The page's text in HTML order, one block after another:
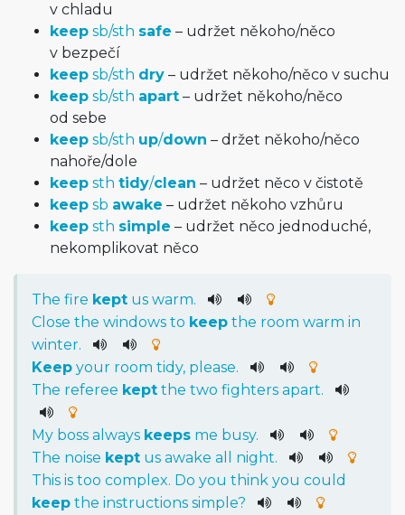
v chladu
keep sb/sth safe – udržet někoho/něco
v bezpečí
keep sb/sth dry – udržet někoho/něco v suchu
keep sb/sth apart – udržet někoho/něco
od sebe
keep sb/sth up/down – držet někoho/něco
nahoře/dole
keep sth tidy/clean – udržet něco v čistotě
keep sb awake – udržet někoho vzhůru
keep sth simple – udržet něco jednoduché,
nekomplikovat něco
The fire kept us warm.
Close the windows to keep the room warm in
winter.
Keep your room tidy, please.
The referee kept the two fighters apart.
My boss always keeps me busy.
The noise kept us awake all night.
This is too complex. Do you think you could
keep the instructions simple?